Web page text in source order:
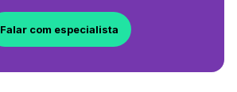
Falar com especialista